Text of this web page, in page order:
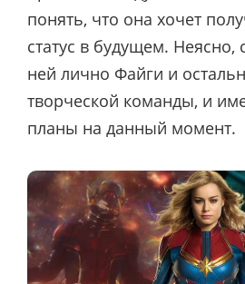
понять, что она хочет
статус в будущем. Неясно,
ней лично Файги и
творческой команды, и
планы на данный момент.